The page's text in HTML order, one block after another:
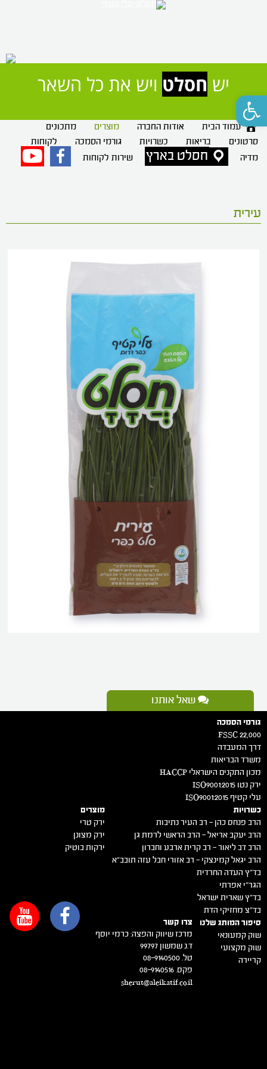
פתח סרגל נגישות
יש חסלט ויש את כל השאר
עמוד הבית אודות החברה מוצרים
מתכונים
סרטונים
בריאות כשרויות גורמי הסמכה
לקוחות
מדיה
חסלט בארץ שירות לקוחות פייסבוק
עירית
שאל אותנו
גורמי הסמכה
FSSC 22,000
דרך המעבדה
משרד הבריאות
מכון התקנים הישראלי HACCP
ירק נטו 2015:ISO9001
עלי קטיף 2015:ISO9001
כשרויות
הרב פנחס כהן – רב העיר נתיבות
הרב יעקב אריאל – הרב הראשי לרמת גן
הרב דב ליאור – רב קרית ארבע וחברון
הרב יגאל קמינצקי – רב אזורי חבל עזה תובב"א
בד"ץ העדה החרדית
הגר"י אפרתי
בד"ץ שארית ישראל
בד"צ מחזיקי הדת
מוצרים
ירק טרי
ירק מצונן
ירקות בוטיק
סיפור המותג שלנו
שוק קמעונאי
שוק מקצועי
קריירה
צרו קשר
מרכז שיווק והפצה: כרמי יוסף
ד.נ שמשון 99797
טל. 08-9140500
פקס. 08-9140516
sherut@aleikatif.co.il